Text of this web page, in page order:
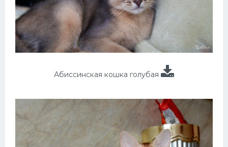
Абиссинская кошка голубая